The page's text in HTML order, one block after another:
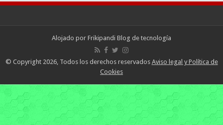
Alojado por Frikipandi Blog de tecnología
© Copyright 2026, Todos los derechos reservados Aviso legal y Política de
Cookies